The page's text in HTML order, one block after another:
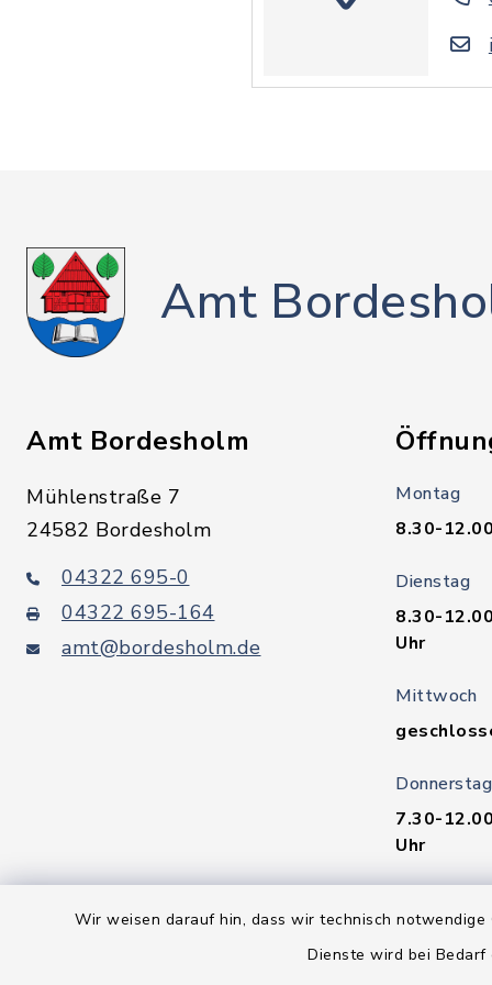
Wir weisen darauf hin, dass wir technisch
Dienste wird bei
Amt
Amt Bordesholm
Mühlenstraße 7
24582 Bordesholm
04322 695-0
04322 695-164
amt@bordesholm.de
Montag
8.30-
Dienstag
8.30-
Uhr
Mittwoch
Donnerstag
7.30-
Uhr
8.30-